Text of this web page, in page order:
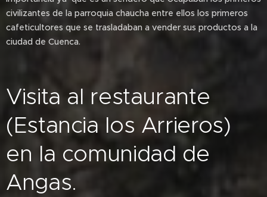
civilizantes de la parroquia chaucha entre ellos los primeros
cafeticultores que se trasladaban a vender sus productos a la
ciudad de Cuenca.
Visita al restaurante
(Estancia los Arrieros)
en la comunidad de
Angas.